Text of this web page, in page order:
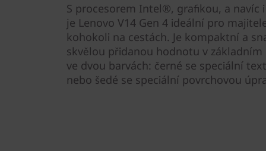
S procesorem Intel®, grafikou, a navíc
je Lenovo V14 Gen 4 ideální pro
kohokoli na cestách. Je kompaktní a
skvělou přidanou hodnotu v
ve dvou barvách: černé se speciální
nebo šedé se speciální povrchovou